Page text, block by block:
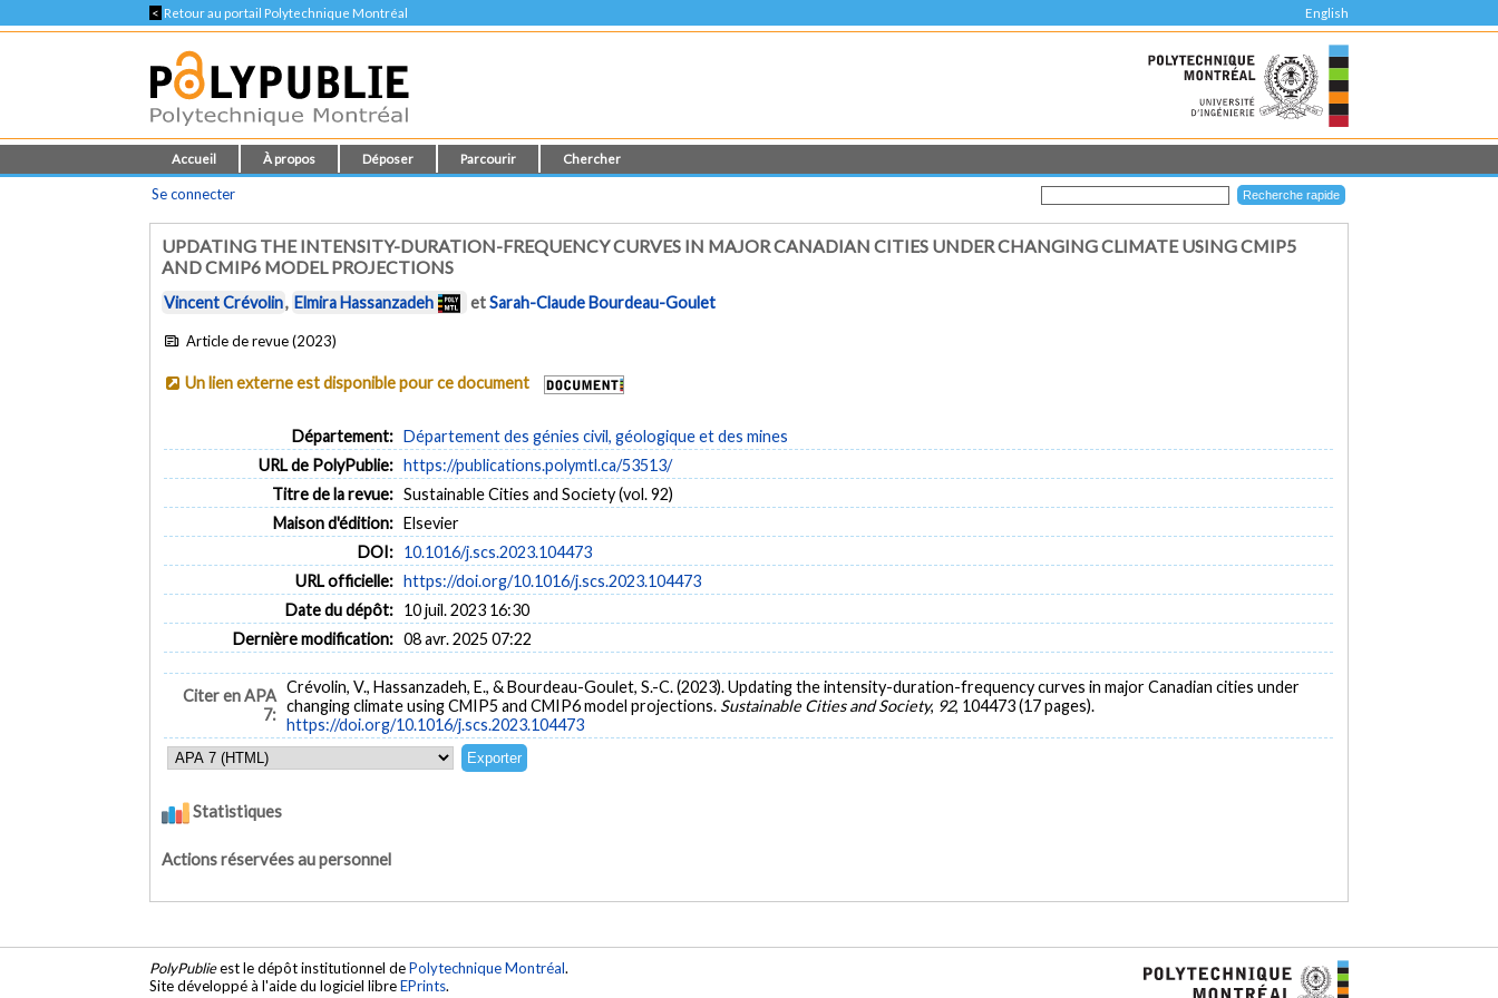
< Retour au portail Polytechnique Montréal English
Accueil À propos Déposer Parcourir Chercher
Se connecter
UPDATING THE INTENSITY-DURATION-FREQUENCY CURVES IN MAJOR CANADIAN CITIES UNDER CHANGING CLIMATE USING CMIP5
AND CMIP6 MODEL PROJECTIONS
Vincent Crévolin, Elmira Hassanzadeh etSarah-Claude Bourdeau-Goulet
Article de revue (2023)
Un lien externe est disponible pour ce document
Département: Département des génies civil, géologique et des mines
URL de PolyPublie: https://publications.polymtl.ca/53513/
Titre de la revue: Sustainable Cities and Society (vol. 92)
Maison d'édition: Elsevier
DOI: 10.1016/j.scs.2023.104473
URL officielle: https://doi.org/10.1016/j.scs.2023.104473
Date du dépôt: 10 juil. 2023 16:30
Dernière modification: 08 avr. 2025 07:22
Citer en APA
7:
Crévolin, V., Hassanzadeh, E., & Bourdeau-Goulet, S.-C. (2023). Updating the intensity-duration-frequency curves in major Canadian cities under
changing climate using CMIP5 and CMIP6 model projections. Sustainable Cities and Society, 92, 104473 (17 pages).
https://doi.org/10.1016/j.scs.2023.104473
Statistiques
Actions réservées au personnel
PolyPublieest le dépôt institutionnel dePolytechnique Montréal.
Site développé à l'aide du logiciel libreEPrints.